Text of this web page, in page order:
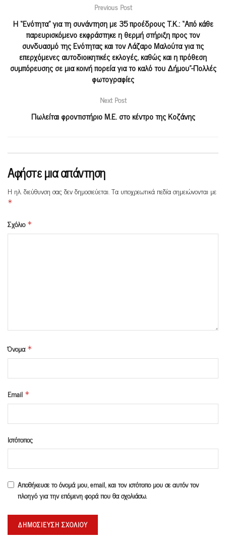
Previous Post
Η “Ενότητα” για τη συνάντηση με 35 προέδρους Τ.Κ.: “Από κάθε
παρευρισκόμενο εκφράστηκε η θερμή στήριξη προς τον
συνδυασμό της Ενότητας και τον Λάζαρο Μαλούτα για τις
επερχόμενες αυτοδιοικητικές εκλογές, καθώς και η πρόθεση
συμπόρευσης σε μια κοινή πορεία για το καλό του Δήμου”-Πολλές
φωτογραφίες
Next Post
Πωλείται φροντιστήριο Μ.Ε. στο κέντρο της Κοζάνης
Αφήστε μια απάντηση
Η ηλ. διεύθυνση σας δεν δημοσιεύεται.Τα υποχρεωτικά πεδία σημειώνονται με
*
Σχόλιο *
Όνομα *
Email *
Ιστότοπος
Αποθήκευσε το όνομά μου, email, και τον ιστότοπο μου σε αυτόν τον
πλοηγό για την επόμενη φορά που θα σχολιάσω.